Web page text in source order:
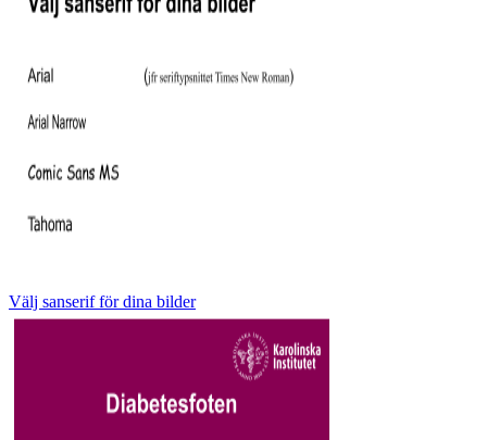
Välj sanserif för dina bilder